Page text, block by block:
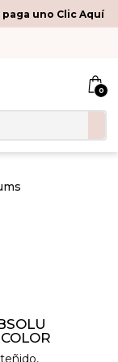
uno Clic Aquí
0